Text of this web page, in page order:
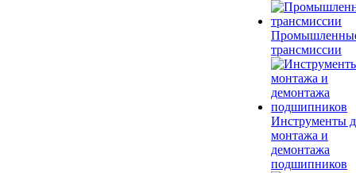
трансмиссии
Инструменты
монтажа и
демонтажа
подшипников